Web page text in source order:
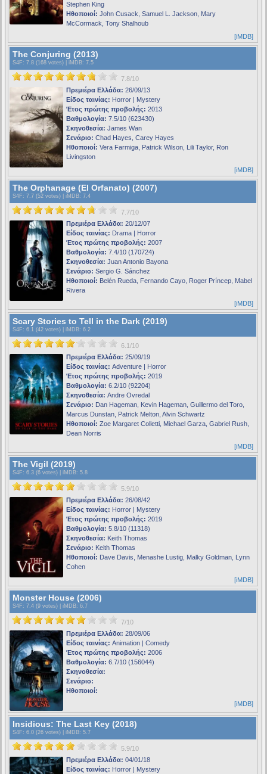
Stephen King
Ηθοποιοί: John Cusack, Samuel L. Jackson, Mary
McCormack, Tony Shalhoub
[iMDB]
The Conjuring (2013)
S4F : 7.8 (168 votes) | iMDB: 7.5
7.8/10
Πρεμιέρα Ελλάδα: 26/09/13
Είδος ταινίας: Horror | Mystery
Έτος πρώτης προβολής: 2013
Βαθμολογία: 7.5/10 (623430)
Σκηνοθεσία: James Wan
Σενάριο: Chad Hayes, Carey Hayes
Ηθοποιοί: Vera Farmiga, Patrick Wilson, Lili Taylor, Ron
Livingston
[iMDB]
The Orphanage (El Orfanato) (2007)
S4F : 7.7 (52 votes) | iMDB: 7.4
7.7/10
Πρεμιέρα Ελλάδα: 20/12/07
Είδος ταινίας: Drama | Horror
Έτος πρώτης προβολής: 2007
Βαθμολογία: 7.4/10 (170724)
Σκηνοθεσία: Juan Antonio Bayona
Σενάριο: Sergio G. Sánchez
Ηθοποιοί: Belén Rueda, Fernando Cayo, Roger Príncep, Mabel
Rivera
[iMDB]
Scary Stories to Tell in the Dark (2019)
S4F : 6.1 (42 votes) | iMDB: 6.2
6.1/10
Πρεμιέρα Ελλάδα: 25/09/19
Είδος ταινίας: Adventure | Horror
Έτος πρώτης προβολής: 2019
Βαθμολογία: 6.2/10 (92204)
Σκηνοθεσία: Andre Ovredal
Σενάριο: Dan Hageman, Kevin Hageman, Guillermo del Toro,
Marcus Dunstan, Patrick Melton, Alvin Schwartz
Ηθοποιοί: Zoe Margaret Colletti, Michael Garza, Gabriel Rush,
Dean Norris
[iMDB]
The Vigil (2019)
S4F : 6.3 (6 votes) | iMDB: 5.8
5.9/10
Πρεμιέρα Ελλάδα: 26/08/42
Είδος ταινίας: Horror | Mystery
Έτος πρώτης προβολής: 2019
Βαθμολογία: 5.8/10 (11318)
Σκηνοθεσία: Keith Thomas
Σενάριο: Keith Thomas
Ηθοποιοί: Dave Davis, Menashe Lustig, Malky Goldman, Lynn
Cohen
[iMDB]
Monster House (2006)
S4F : 7.4 (9 votes) | iMDB: 6.7
7/10
Πρεμιέρα Ελλάδα: 28/09/06
Είδος ταινίας: Animation | Comedy
Έτος πρώτης προβολής: 2006
Βαθμολογία: 6.7/10 (156044)
Σκηνοθεσία:
Σενάριο:
Ηθοποιοί:
[iMDB]
Insidious: The Last Key (2018)
S4F : 6.0 (26 votes) | iMDB: 5.7
5.9/10
Πρεμιέρα Ελλάδα: 04/01/18
Είδος ταινίας: Horror | Mystery